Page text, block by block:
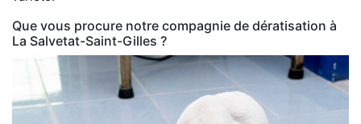
Que vous procure notre compagnie de dératisation à
La Salvetat-Saint-Gilles ?